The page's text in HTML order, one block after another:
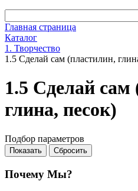
Главная страница
Каталог
1. Творчество
1.5 Сделай сам (пластилин,
1.5 Сделай сам
глина, песок)
Подбор параметров
Почему Мы?